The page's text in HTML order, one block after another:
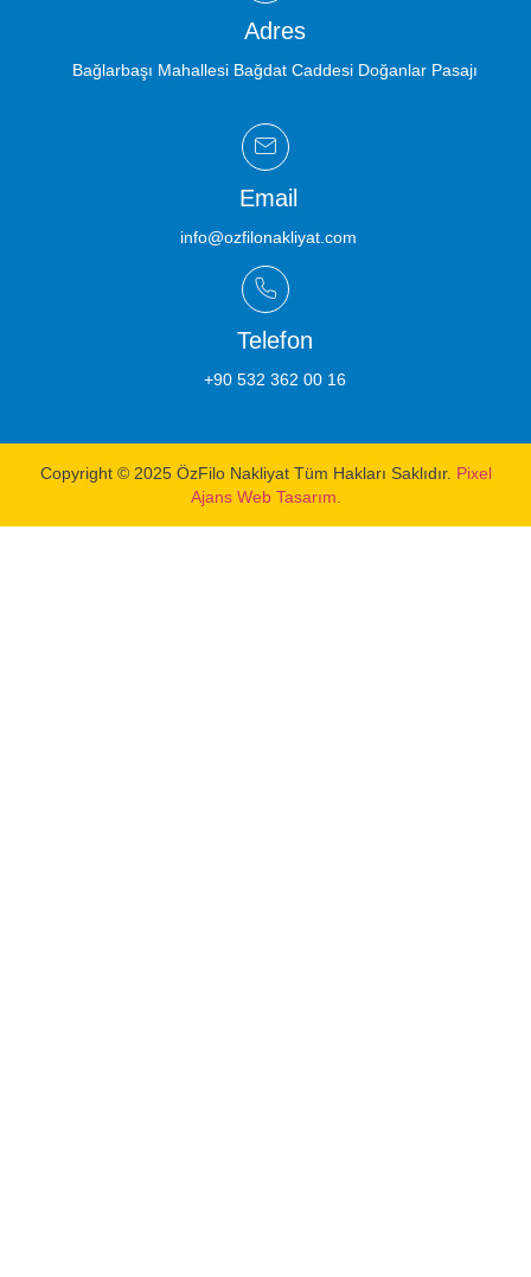
Adres
Bağlarbaşı Mahallesi Bağdat Caddesi Doğanlar Pasajı
Email
info@ozfilonakliyat.com
Telefon
+90 532 362 00 16
Copyright © 2025 ÖzFilo Nakliyat Tüm Hakları Saklıdır. Pixel
Ajans Web Tasarım.